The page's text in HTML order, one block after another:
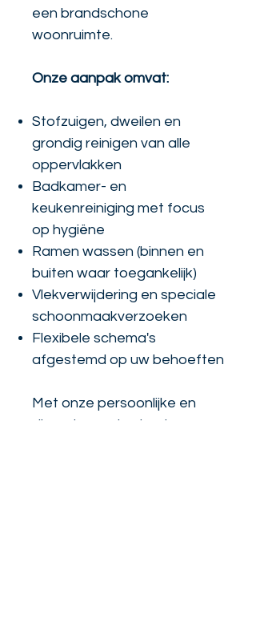
een brandschone
woonruimte.
Onze aanpak omvat:
Stofzuigen, dweilen en
grondig reinigen van alle
oppervlakken
Badkamer- en
keukenreiniging met focus
op hygiëne
Ramen wassen (binnen en
buiten waar toegankelijk)
Vlekverwijdering en speciale
schoonmaakverzoeken
Flexibele schema's
afgestemd op uw behoeften
Met onze persoonlijke en
discrete service kunt u